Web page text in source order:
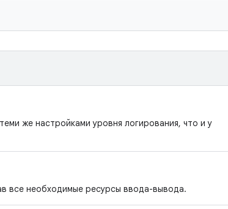
же настройками уровня логирования, что и у
все необходимые ресурсы ввода-вывода.